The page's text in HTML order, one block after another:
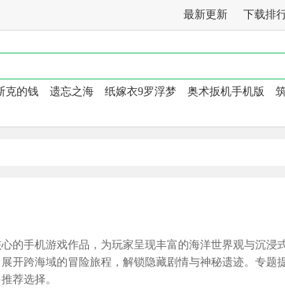
最新更新 下载排
克的钱 遗忘之海 纸嫁衣9罗浮梦 奥术扳机手机版
的手机游戏作品，为玩家呈现丰富的海洋世界观与沉浸
开跨海域的冒险旅程，解锁隐藏剧情与神秘遗迹。专题
荐选择。